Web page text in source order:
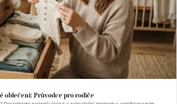
oblečení: Průvodce pro rodiče